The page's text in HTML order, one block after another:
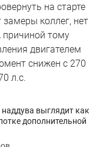
на старте
замеры коллег, нет
причиной тому
двигателем
снижен с 270
л.с.
выглядит как
дополнительной